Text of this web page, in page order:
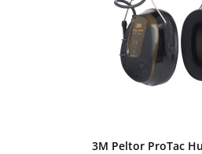
3M Peltor ProTac